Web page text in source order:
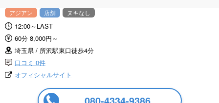
アジアン 店舗 ヌキなし
12:00～LAST
60分 8,000円～
埼玉県 / 所沢駅東口徒歩4分
口コミ 0件
オフィシャルサイト